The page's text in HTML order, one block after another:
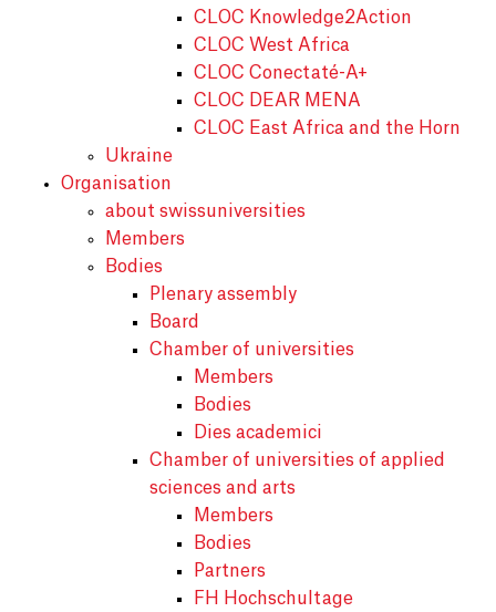
CLOC Knowledge2Action
CLOC West Africa
CLOC Conectaté-A+
CLOC DEAR MENA
CLOC East Africa and the Horn
Ukraine
Organisation
about swissuniversities
Members
Bodies
Plenary assembly
Board
Chamber of universities
Members
Bodies
Dies academici
Chamber of universities of applied
sciences and arts
Members
Bodies
Partners
FH Hochschultage